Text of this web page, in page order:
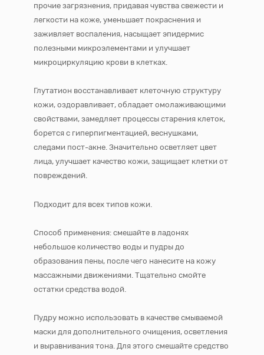
прочие загрязнения, придавая чувства свежести и
легкости на коже, уменьшает покраснения и
заживляет воспаления, насыщает эпидермис
полезными микроэлементами и улучшает
микроциркуляцию крови в клетках.
Глутатион восстанавливает клеточную структуру
кожи, оздоравливает, обладает омолаживающими
свойствами, замедляет процессы старения клеток,
борется с гиперпигментацией, веснушками,
следами пост-акне. Значительно осветляет цвет
лица, улучшает качество кожи, защищает клетки от
повреждений.
Подходит для всех типов кожи.
Способ применения: смешайте в ладонях
небольшое количество воды и пудры до
образования пены, после чего нанесите на кожу
массажными движениями. Тщательно смойте
остатки средства водой.
Пудру можно использовать в качестве смываемой
маски для дополнительного очищения, осветления
и выравнивания тона. Для этого смешайте средство